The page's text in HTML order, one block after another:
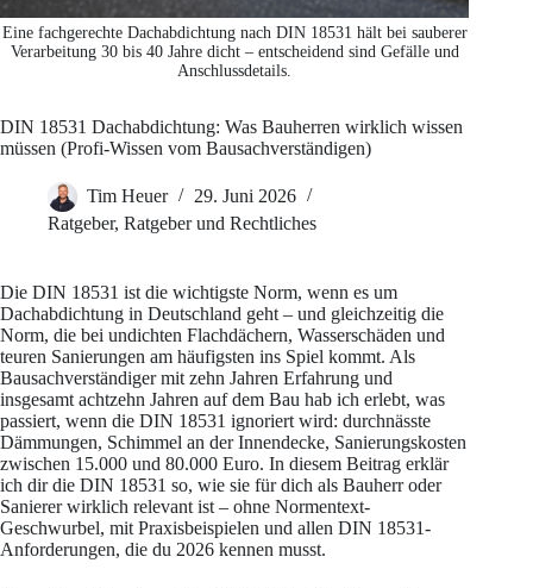
Eine fachgerechte Dachabdichtung nach DIN 18531 hält bei sauberer
Verarbeitung 30 bis 40 Jahre dicht – entscheidend sind Gefälle und
Anschlussdetails.
DIN 18531 Dachabdichtung: Was Bauherren wirklich wissen
müssen (Profi-Wissen vom Bausachverständigen)
Tim Heuer
29. Juni 2026
Ratgeber, Ratgeber und Rechtliches
Die DIN 18531 ist die wichtigste Norm, wenn es um
Dachabdichtung in Deutschland geht – und gleichzeitig die
Norm, die bei undichten Flachdächern, Wasserschäden und
teuren Sanierungen am häufigsten ins Spiel kommt. Als
Bausachverständiger mit zehn Jahren Erfahrung und
insgesamt achtzehn Jahren auf dem Bau hab ich erlebt, was
passiert, wenn die DIN 18531 ignoriert wird: durchnässte
Dämmungen, Schimmel an der Innendecke, Sanierungskosten
zwischen 15.000 und 80.000 Euro. In diesem Beitrag erklär
ich dir die DIN 18531 so, wie sie für dich als Bauherr oder
Sanierer wirklich relevant ist – ohne Normentext-
Geschwurbel, mit Praxisbeispielen und allen DIN 18531-
Anforderungen, die du 2026 kennen musst.